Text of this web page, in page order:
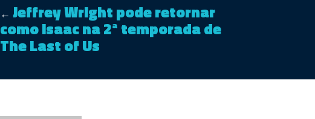
← Jeffrey Wright pode retornar
como Isaac na 2ª temporada de
The Last of Us